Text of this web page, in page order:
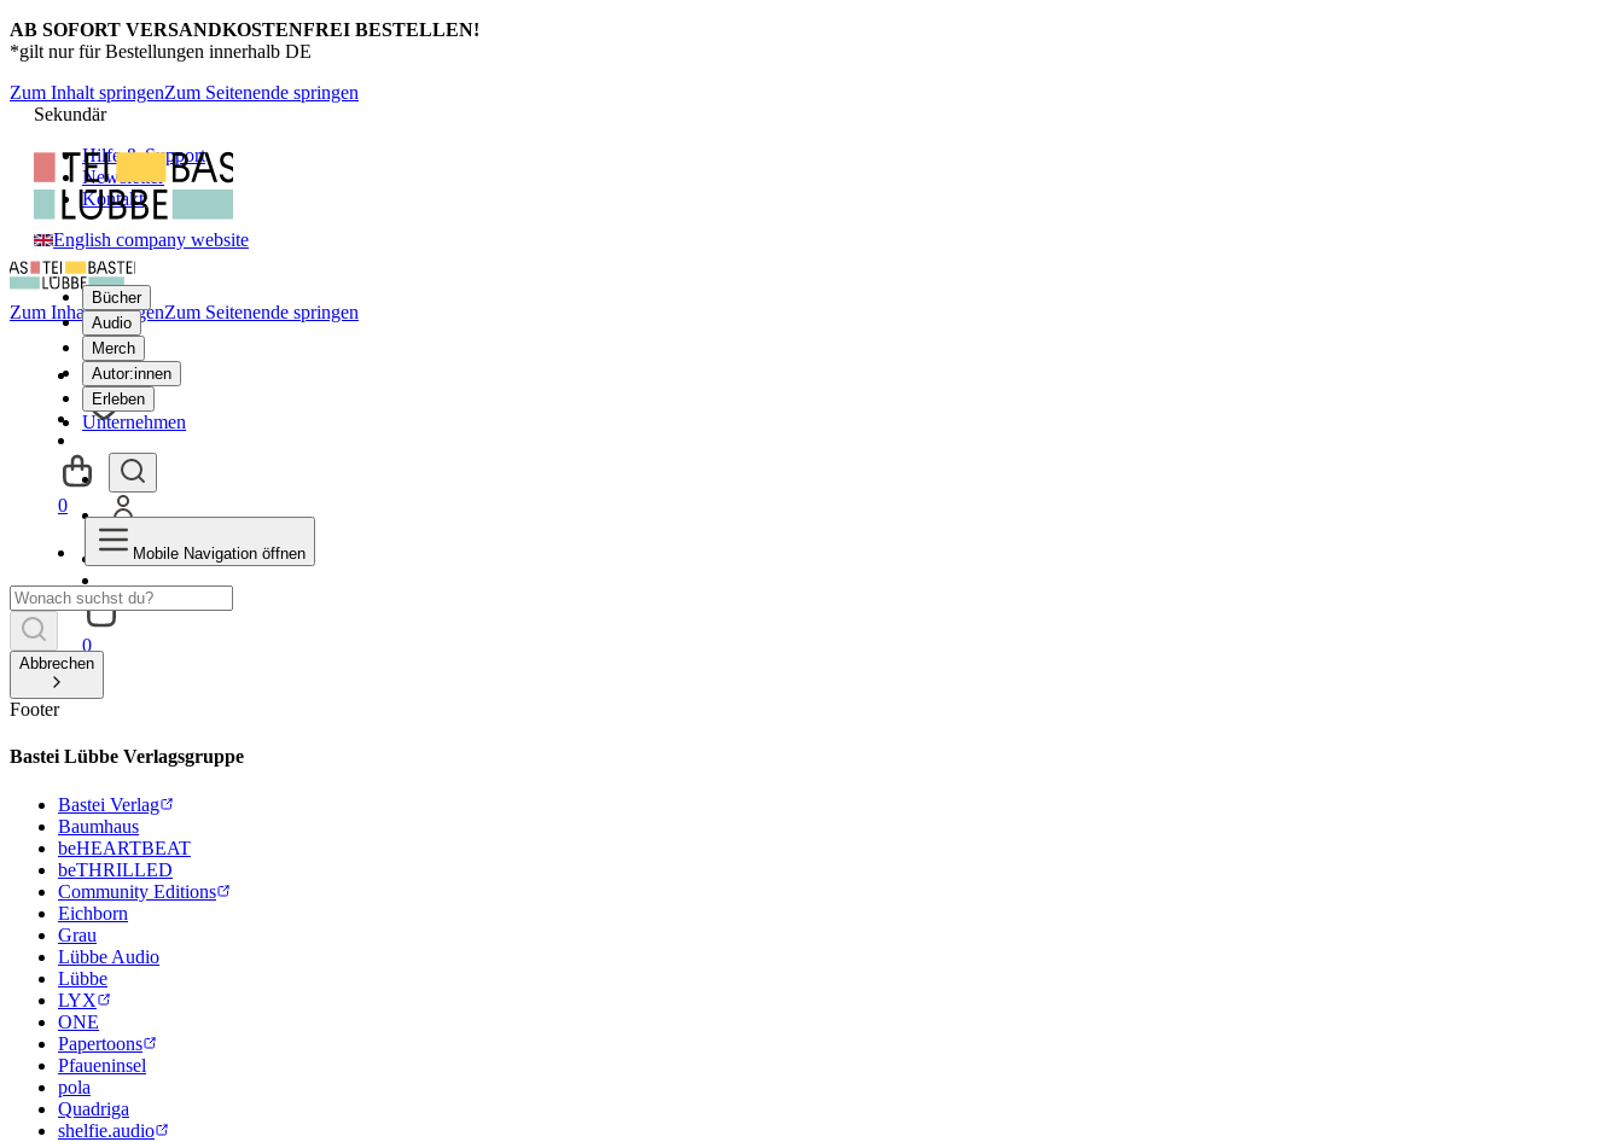
AB SOFORT VERSANDKOSTENFREI BESTELLEN!
*gilt nur für Bestellungen innerhalb DE
Zum Inhalt springenZum Seitenende springen
Sekundär
Hilfe & Support
Newsletter
Kontakt
English company website
Bücher
Audio
Merch
Autor:innen
Erleben
Unternehmen
0
Zum Inhalt springenZum Seitenende springen
0
Mobile Navigation öffnen
Abbrechen
Footer
Bastei Lübbe Verlagsgruppe
Bastei Verlag
Baumhaus
beHEARTBEAT
beTHRILLED
Community Editions
Eichborn
Grau
Lübbe Audio
Lübbe
LYX
ONE
Papertoons
Pfaueninsel
pola
Quadriga
shelfie.audio